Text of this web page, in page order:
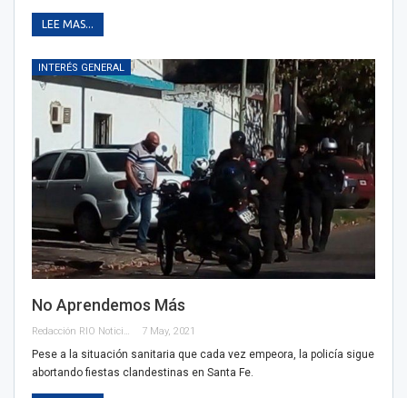
LEE MAS...
INTERÉS GENERAL
No Aprendemos Más
Redacción RIO Noticias 7 May, 2021
Pese a la situación sanitaria que cada vez empeora, la policía sigue
abortando fiestas clandestinas en Santa Fe.